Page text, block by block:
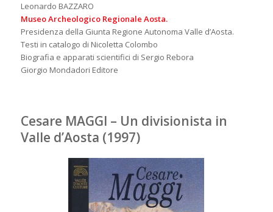
Leonardo BAZZARO
Museo Archeologico Regionale Aosta.
Presidenza della Giunta Regione Autonoma Valle d’Aosta.
Testi in catalogo di Nicoletta Colombo
Biografia e apparati scientifici di Sergio Rebora
Giorgio Mondadori Editore
Cesare MAGGI – Un divisionista in
Valle d’Aosta (1997)